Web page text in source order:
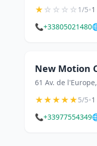
★☆☆☆☆1/5•
📞+33805021480
New Motion
61 Av. de
★★★★★5/5•
📞+33977554349